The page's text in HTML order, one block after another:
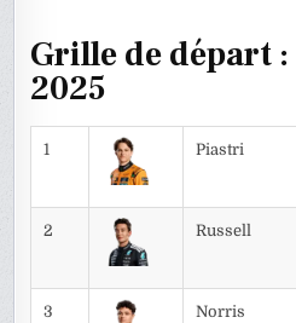
Grille de départ :
2025
1 Piastri
2 Russell
3 Norris